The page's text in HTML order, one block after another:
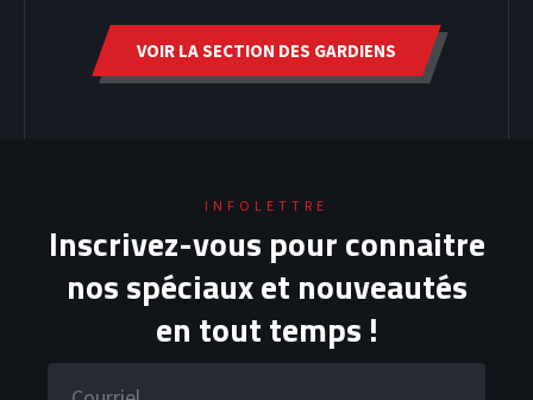
HOODIES
VOIR LA SECTION DES GARDIENS
INFOLETTRE
Inscrivez-vous pour connaitre
nos spéciaux et nouveautés
en tout temps !